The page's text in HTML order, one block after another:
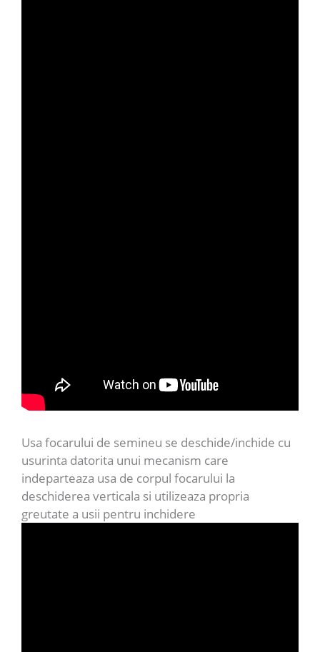
Usa focarului de semineu se deschide/inchide cu
usurinta datorita unui mecanism care
indeparteaza usa de corpul focarului la
deschiderea verticala si utilizeaza propria
greutate a usii pentru inchidere